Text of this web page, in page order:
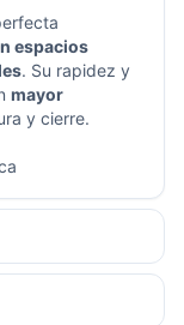
espacios
. Su rapidez y
mayor
y cierre.